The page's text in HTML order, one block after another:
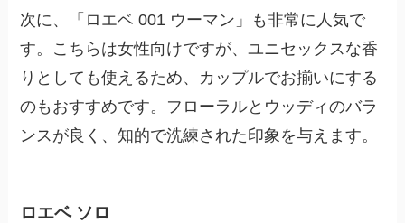
次に、「ロエベ 001 ウーマン」も非常に人気で
す。こちらは女性向けですが、ユニセックスな香
りとしても使えるため、カップルでお揃いにする
のもおすすめです。フローラルとウッディのバラ
ンスが良く、知的で洗練された印象を与えます。
ロエベ ソロ